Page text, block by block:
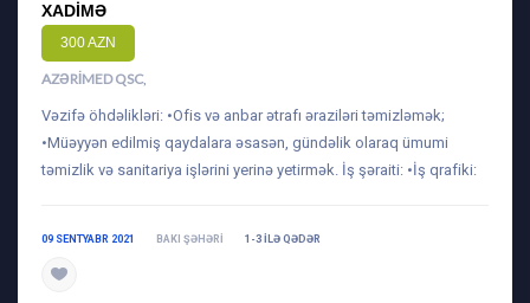
XADIMƏ
300 AZN
AZƏRIMED QSC,
Vəzifə öhdəlikləri: •Ofis və anbar ətrafı əraziləri təmizləmək;
•Müəyyən edilmiş qaydalara əsasən, gündəlik olaraq ümumi
təmizlik və sanitariya işlərini yerinə yetirmək. İş şəraiti: •İş qrafiki:
09 SENTYABR 2021 BAKI ŞƏHƏRI 1-3 ILƏ QƏDƏR